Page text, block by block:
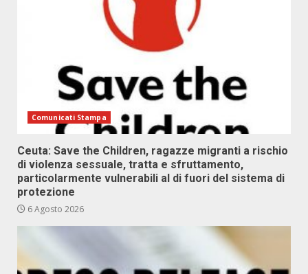
Comunicati Stampa
Ceuta: Save the Children, ragazze migranti a rischio
di violenza sessuale, tratta e sfruttamento,
particolarmente vulnerabili al di fuori del sistema di
protezione
6 Agosto 2026